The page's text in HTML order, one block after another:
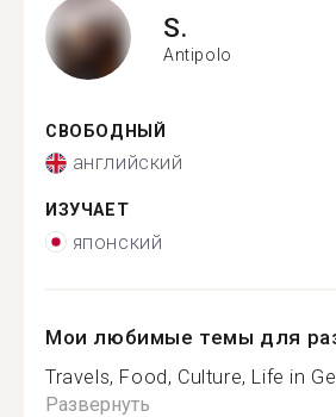
S.
Antipolo
СВОБОДНЫЙ
английский
ИЗУЧАЕТ
японский
Мои любимые темы для
Travels, Food, Culture, Life in
Развернуть